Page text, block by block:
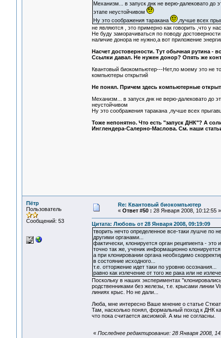
Механизм... в запуск днк не верю-далековато до
этапе неустойчивом
Ну это соображения таракана
,лучше всех
не являются , это примерно как говорить ,что у
Не буду заморачиваться по поводу
наличие донора не нужно,а вот приложение
Насчет достоверности. Тут обычная рутина -
Ссылки давал. Не нужен донор? Опять же
Квантовый биокомпьютер---Нет,по моему это не
компьютеры открытий
Не понял. Причем здесь компьютерные
Механизм... в запуск днк не верю-далековато до
неустойчивом
Ну это соображения таракана ,лучше всех
Тоже непонятно. Что есть "запуск ДНК"? А
Инглендера-Салерно-Маслова. См. наши
Пётр
Пользователь
Сообщений: 53
Re: Квантовый биокомпьютер
« Ответ #50 : 28 Января 2008, 10:12:55 »
Цитата: Любовь от 28 Января 2008, 09:19:09
творить нечто определенное все-таки лушче по
другими органами...
фактически, клонируется орган реципиента -
точно так же, ученик информационно
а при клонировании органа необходимо
в состояние исходного...
т.е. отторжение идет таки по уровню осознания...
равно как излечение от того же рака или не
Поскольку в наших экспериментах
родственниками без железы, т.е. крысами линии
линиях крыс. Но не дали...
Люба, мне интересно Ваше мнение о статье
Там, насколько понял, формальный поход к ДНК
что пока считается аксиомой. А мы не согласны.
« Последнее редактирование: 28 Января 2008,